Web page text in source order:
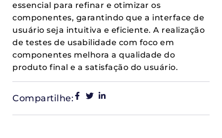
essencial para refinar e otimizar os
componentes, garantindo que a interface de
usuário seja intuitiva e eficiente. A realização
de testes de usabilidade com foco em
componentes melhora a qualidade do
produto final e a satisfação do usuário.
Compartilhe: